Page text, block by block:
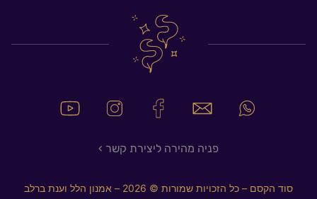
פניה מהירה ליצירת קשר ›
סוד הקסם – כל הזכויות שמורות © 2026 – אמנון הלל וענת ברלב